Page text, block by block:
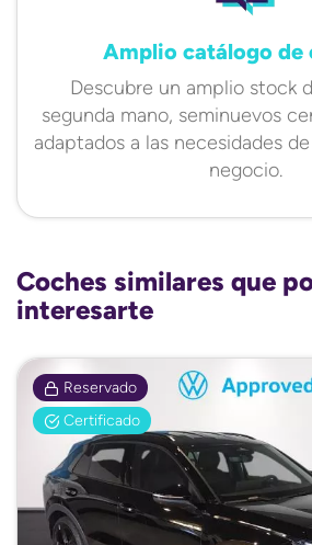
Amplio catálogo de
Descubre un amplio stock
segunda mano, seminuevos
adaptados a las necesidades
negocio.
Coches similares que
interesarte
Reservado
Certificado